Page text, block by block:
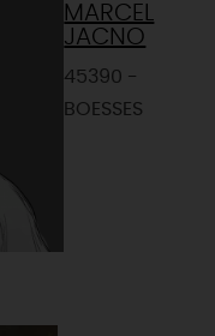
MARCEL
JACNO
45390 -
BOESSES